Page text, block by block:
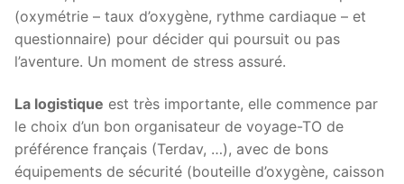
(oxymétrie – taux d’oxygène, rythme cardiaque – et
questionnaire) pour décider qui poursuit ou pas
l’aventure. Un moment de stress assuré.
La logistique est très importante, elle commence par
le choix d’un bon organisateur de voyage-TO de
préférence français (Terdav, …), avec de bons
équipements de sécurité (bouteille d’oxygène, caisson